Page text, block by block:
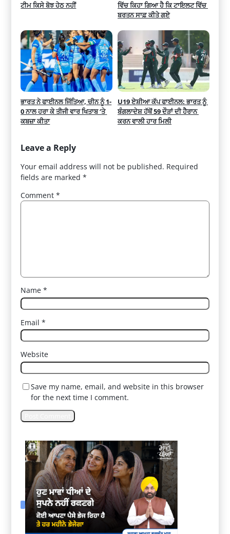
ਟੀਮ ਕਿਸੇ ਬੋਝ ਹੇਠ ਨਹੀਂ
ਵਿੱਚ ਕਿਹਾ ਗਿਆ ਹੈ ਕਿ ਟਾਇਲਟ ਵਿੱਚ
ਬਰਤਨ ਸਾਫ਼ ਕੀਤੇ ਗਏ
ਭਾਰਤ ਨੇ ਫਾਈਨਲ ਜਿੱਤਿਆ, ਚੀਨ ਨੂੰ 1-
0 ਨਾਲ ਹਰਾ ਕੇ ਤੀਜੀ ਵਾਰ ਖਿਤਾਬ ‘ਤੇ
ਕਬਜ਼ਾ ਕੀਤਾ
U19 ਏਸ਼ੀਆ ਕੱਪ ਫਾਈਨਲ: ਭਾਰਤ ਨੂੰ
ਬੰਗਲਾਦੇਸ਼ ਹੱਥੋਂ 59 ਦੌੜਾਂ ਦੀ ਹੈਰਾਨ
ਕਰਨ ਵਾਲੀ ਹਾਰ ਮਿਲੀ
Leave a Reply
Your email address will not be published. Required
fields are marked*
Comment*
Name*
Email*
Website
Save my name, email, and website in this browser
for the next time I comment.